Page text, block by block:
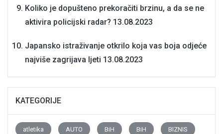
Koliko je dopušteno prekoračiti brzinu, a da se ne
aktivira policijski radar? 13.08.2023
Japansko istraživanje otkrilo koja vas boja odjeće
najviše zagrijava ljeti 13.08.2023
KATEGORIJE
atletika AUTO BiH BiH BIZNIS